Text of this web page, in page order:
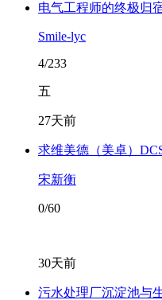
电气工程师的终极归
Smile-lyc
4/233
五
27天前
求维美德（美卓）
宋新衡
0/60
30天前
污水处理厂沉淀池与